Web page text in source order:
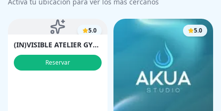
5.0
(IN)VISIBLE ATELIER GYM
BOUTIQUE
Reservar
5.0